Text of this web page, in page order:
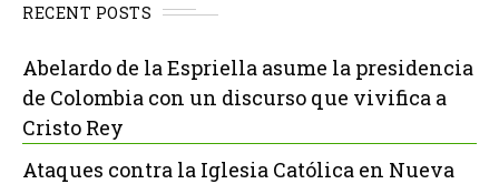
RECENT POSTS
Abelardo de la Espriella asume la presidencia
de Colombia con un discurso que vivifica a
Cristo Rey
Ataques contra la Iglesia Católica en Nueva